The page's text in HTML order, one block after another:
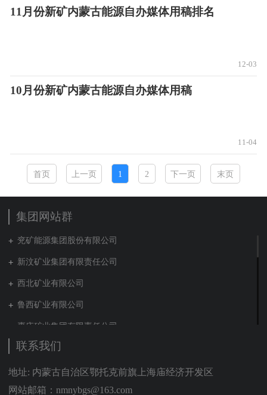
11月份新矿内蒙古能源自办媒体用稿排名
12-03
10月份新矿内蒙古能源自办媒体用稿
11-04
首页 上一页 1 2 下一页 末页
集团网站群
兖矿能源集团股份有限公司
新汶矿业集团有限责任公司
西北矿业有限公司
鲁西矿业有限公司
枣庄矿业集团有限责任公司
兖矿新疆能化有限公司
山东泰山地勘集团
新能源集团有限公司
联系我们
地址: 内蒙古自治区鄂托克前旗上海庙经济开发区
网站邮箱：nmnybgs@163.com